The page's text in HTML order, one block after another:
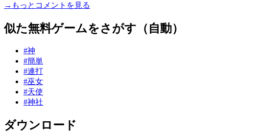
→もっとコメントを見る
似た無料ゲームをさがす（自動）
#神
#簡単
#連打
#巫女
#天使
#神社
ダウンロード